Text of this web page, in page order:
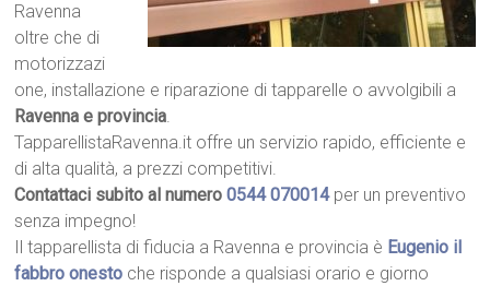
Ravenna
oltre che di
motorizzazi
one, installazione e riparazione di tapparelle o avvolgibili a
Ravenna e provincia.
TapparellistaRavenna.it offre un servizio rapido, efficiente e
di alta qualità, a prezzi competitivi.
Contattaci subito al numero0544 070014per un preventivo
senza impegno!
Il tapparellista di fiducia a Ravenna e provincia è Eugenio il
fabbro onesto che risponde a qualsiasi orario e giorno